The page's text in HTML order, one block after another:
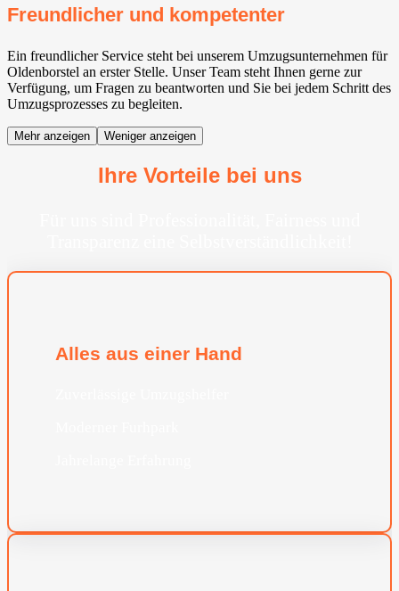
Freundlicher und kompetenter
Ein freundlicher Service steht bei unserem Umzugsunternehmen für
Oldenborstel an erster Stelle. Unser Team steht Ihnen gerne zur
Verfügung, um Fragen zu beantworten und Sie bei jedem Schritt des
Umzugsprozesses zu begleiten.
Mehr anzeigen Weniger anzeigen
Ihre Vorteile bei uns
Alles aus einer Hand